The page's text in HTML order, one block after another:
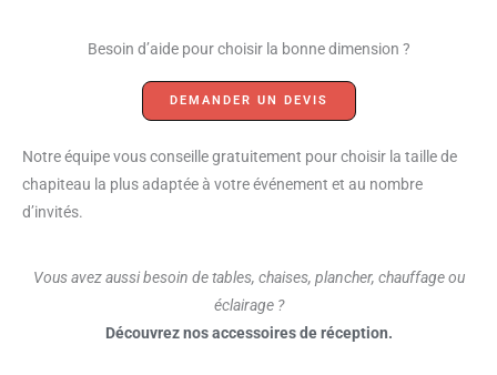
Besoin d’aide pour choisir la bonne dimension ?
DEMANDER UN DEVIS
Notre équipe vous conseille gratuitement pour choisir la taille de
chapiteau la plus adaptée à votre événement et au nombre
d’invités.
Vous avez aussi besoin de tables, chaises, plancher, chauffage ou
éclairage ?
Découvrez nos accessoires de réception.